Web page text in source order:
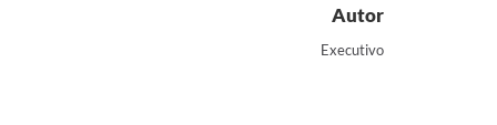
Autor
Executivo